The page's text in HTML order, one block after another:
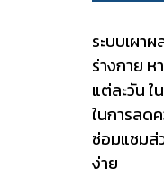
ระบบเผา
ร่างกาย
แต่ละวัน
ในการลด
ซ่อมแซมส่
ง่าย